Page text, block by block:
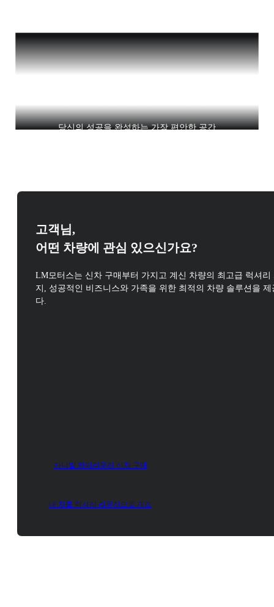
당신의 성공을 완성하는 가장 편안한 공간
고객님,
어떤 차량에 관심 있으신가요?
LM모터스는 신차 구매부터 가지고 계신 차량의 최고급 럭셔리
지, 성공적인 비즈니스와 가족을 위한 최적의 차량 솔루션을 제
다.
카니발 하이리무진 신차 구매
내 차를 럭셔리 리무진으로 개조